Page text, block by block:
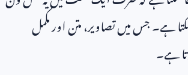
ہے۔ جس میں تصاویر، متن اور مکمل
ہے۔